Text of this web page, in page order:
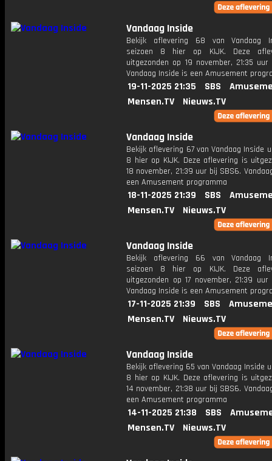
Vandaag Inside
Bekijk aflevering 68 van Vandaag
seizoen 8 hier op KIJK. Deze
uitgezonden op 19 november, 21:35
Vandaag Inside is een Amusement
19-11-2025 21:35 SBS
Mensen.TV
Nieuws.TV
Vandaag Inside
Bekijk aflevering 67 van Vandaag Inside
8 hier op KIJK. Deze aflevering is
18 november, 21:39 uur bij SBS6.
een Amusement programma
18-11-2025 21:39 SBS
Mensen.TV
Nieuws.TV
Vandaag Inside
Bekijk aflevering 66 van Vandaag
seizoen 8 hier op KIJK. Deze
uitgezonden op 17 november, 21:39
Vandaag Inside is een Amusement
17-11-2025 21:39 SBS
Mensen.TV
Nieuws.TV
Vandaag Inside
Bekijk aflevering 65 van Vandaag Inside
8 hier op KIJK. Deze aflevering is
14 november, 21:38 uur bij SBS6.
een Amusement programma
14-11-2025 21:38 SBS
Mensen.TV
Nieuws.TV